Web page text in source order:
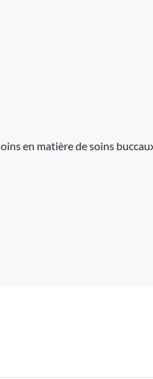
en matière de soins